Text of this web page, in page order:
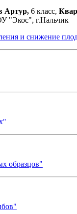
Артур, 6 класс,
"Экос", г.Нальчик
и снижение
образцов"